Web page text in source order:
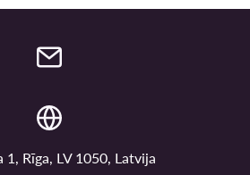
1, Rīga, LV 1050, Latvija